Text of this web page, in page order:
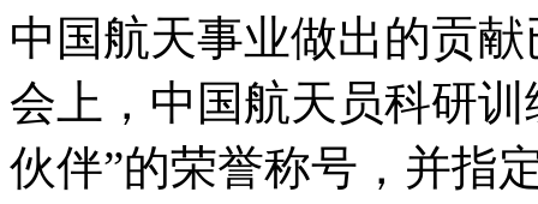
中国航天事业做出的贡
会上，中国航天员科研
伙伴”的荣誉称号，并指